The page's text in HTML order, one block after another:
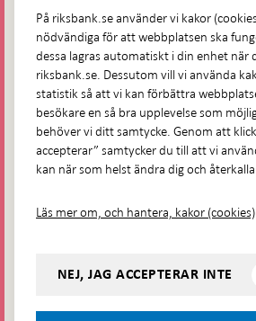
Hitta direkt
Frågor och svar-
Öppnas
i
ny
flik
Till Riksbankens webbarkiv-
Öppnas
i
ny
Presskontakt
Integritetspolicy
Följ oss på sociala medier
Dela
På riksbank.se använder vi kakor
nödvändiga för att webbplatsen ska
dessa lagras automatiskt i din enhet när
riksbank.se. Dessutom vill vi använda
statistik så att vi kan förbättra
besökare en så bra upplevelse som
behöver vi ditt samtycke. Genom att
accepterar” samtycker du till att vi
kan när som helst ändra dig och
Läs mer om, och hantera, kakor (cookies)
NEJ, JAG ACCEPTERAR INTE